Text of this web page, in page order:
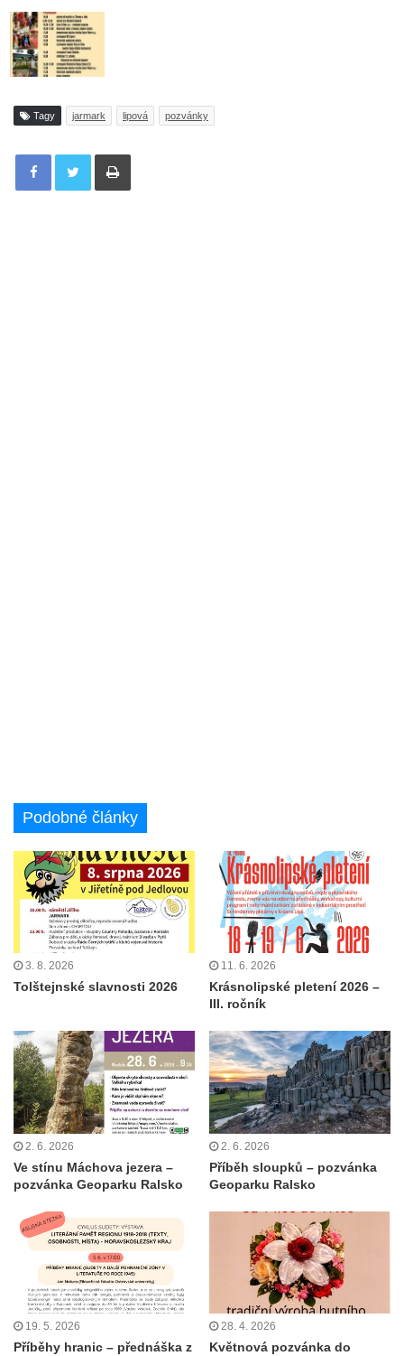
Tagy jarmark lipová pozvánky
Tisknout
Podobné články
3. 8. 2026
Tolštejnské slavnosti 2026
11. 6. 2026
Krásnolipské pletení 2026 –
III. ročník
2. 6. 2026
Ve stínu Máchova jezera –
pozvánka Geoparku Ralsko
2. 6. 2026
Příběh sloupků – pozvánka
Geoparku Ralsko
19. 5. 2026
Příběhy hranic – přednáška z
28. 4. 2026
Květnová pozvánka do